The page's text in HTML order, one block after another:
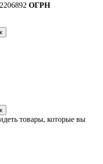
ОГРН
товары, которые вы